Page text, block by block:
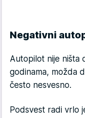
Negativni
Autopilot nije ništa
godina­ma, možda
često nesvesno.
Podsvest radi vrlo